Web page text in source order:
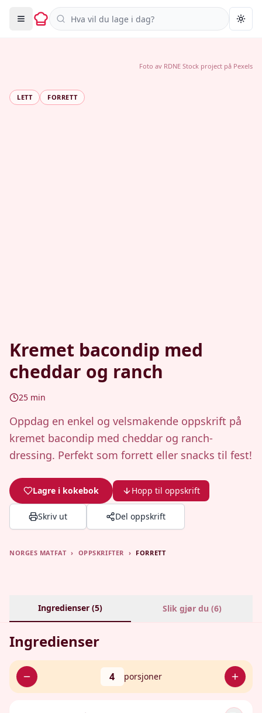
Søk i oppskrifter
LETT FORRETT
Kremet bacondip med
cheddar og ranch
25 min
Oppdag en enkel og velsmakende oppskrift på
kremet bacondip med cheddar og ranch-
dressing. Perfekt som forrett eller snacks til fest!
Lagre i kokebok Hopp til oppskrift
Skriv ut Del oppskrift
Foto av RDNE Stock project på Pexels
NORGES MATFAT › OPPSKRIFTER › FORRETT
Ingredienser (5) Slik gjør du (6)
Ingredienser
4 porsjoner